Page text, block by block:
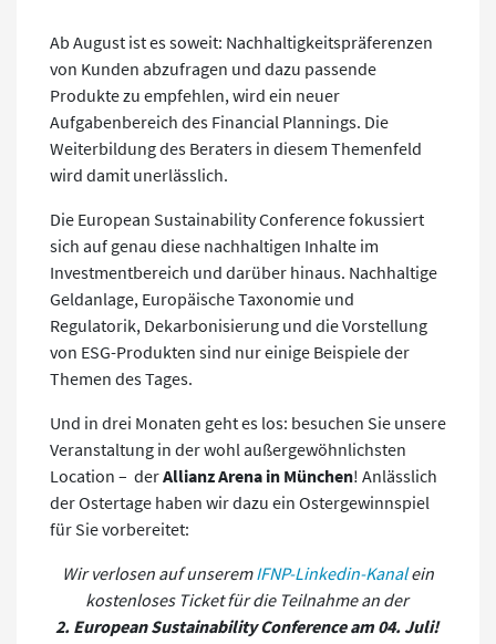
Ab August ist es soweit: Nachhaltigkeitspräferenzen
von Kunden abzufragen und dazu passende
Produkte zu empfehlen, wird ein neuer
Aufgabenbereich des Financial Plannings. Die
Weiterbildung des Beraters in diesem Themenfeld
wird damit unerlässlich.
Die European Sustainability Conference fokussiert
sich auf genau diese nachhaltigen Inhalte im
Investmentbereich und darüber hinaus. Nachhaltige
Geldanlage, Europäische Taxonomie und
Regulatorik, Dekarbonisierung und die Vorstellung
von ESG-Produkten sind nur einige Beispiele der
Themen des Tages.
Und in drei Monaten geht es los: besuchen Sie unsere
Veranstaltung in der wohl außergewöhnlichsten
Location – derAllianz Arena in München! Anlässlich
der Ostertage haben wir dazu ein Ostergewinnspiel
für Sie vorbereitet:
Wir verlosen auf unseremIFNP-Linkedin-Kanalein
kostenloses Ticket für die Teilnahme an der
2. European Sustainability Conference am 04. Juli!